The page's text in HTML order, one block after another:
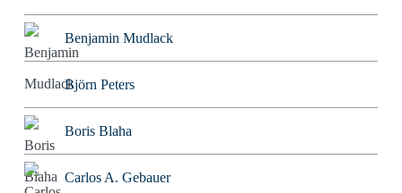
Benjamin Mudlack
Björn Peters
Boris Blaha
Carlos A. Gebauer